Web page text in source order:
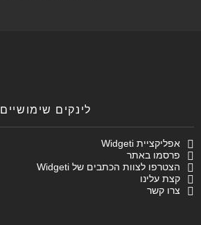
לינקים שימושיים
אפליקציית Widgeti
פרסמו באתר
הצטרפו לצוות הכתבים של Widgeti
קצת עלינו
צרו קשר